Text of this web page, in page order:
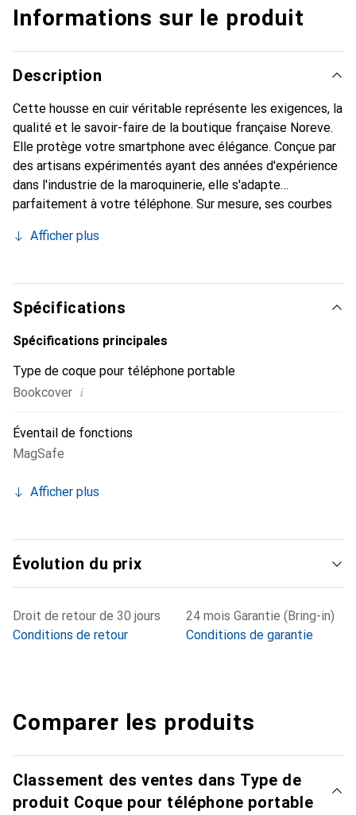
Informations sur le produit
Description
Cette housse en cuir véritable représente les exigences, la
qualité et le savoir-faire de la boutique française Noreve.
Elle protège votre smartphone avec élégance. Conçue par
des artisans expérimentés ayant des années d'expérience
dans l'industrie de la maroquinerie, elle s'adapte
parfaitement à votre téléphone. Sur mesure, ses courbes
devient l'accessoire chic et indispensable pour votre
produits de haute qualité, la marque Noreve est un choix
fiable pour une clientèle exigeante.
Afficher plus
Spécifications
Spécifications principales
Type de coque pour téléphone portable
Bookcover i
Éventail de fonctions
MagSafe
Afficher plus
Évolution du prix
Droit de retour de 30 jours
Conditions de retour
24 mois Garantie (Bring-in)
Conditions de garantie
Comparer les produits
Classement des ventes dans Type de
produit Coque pour téléphone portable